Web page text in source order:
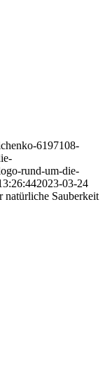
6197108-
rund-um-die-
2023-03-24
natürliche Sauberkeit